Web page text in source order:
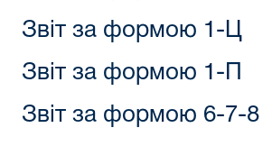
Звіт за формою 1-Ц
Звіт за формою 1-П
Звіт за формою 6-7-8